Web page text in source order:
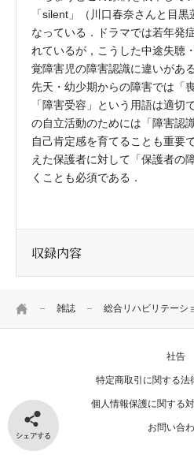
HOME 雑誌 総合リハビリテーシ
「silent」（川口春奈さんと目
なっている．ドラマでは若年発
れているが，こうした中途失聴
覚障害児の障害認識に違いがあ
先天・幼少期からの障害では「
「障害受容」という用語は適切
の自立活動のためには「障害認
自己肯定感を育てることも重要
えた保護者に対して「保護者の
くことも必須である．
収録内容
シェアする
社告
特定商取引に関する法
個人情報保護に関する
お問い合